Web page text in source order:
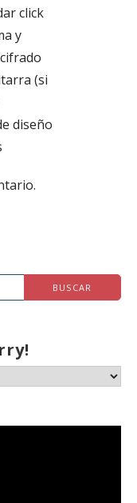
click
y
(si
diseño